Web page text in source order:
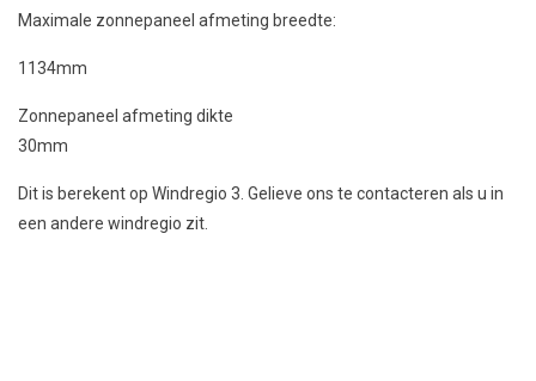
Maximale zonnepaneel afmeting breedte:
1134mm
Zonnepaneel afmeting dikte
30mm
Dit is berekent op Windregio 3. Gelieve ons te contacteren als u in
een andere windregio zit.